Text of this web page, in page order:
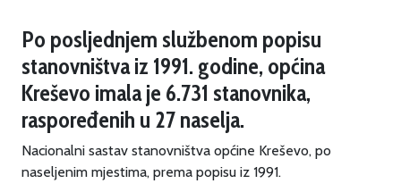
Po posljednjem službenom popisu
stanovništva iz 1991. godine, općina
Kreševo imala je 6.731 stanovnika,
raspoređenih u 27 naselja.
Nacionalni sastav stanovništva općine Kreševo, po
naseljenim mjestima, prema popisu iz 1991.